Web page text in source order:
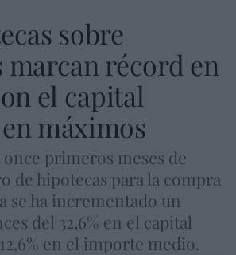
sobre
marcan récord en
el capital
máximos
once primeros meses de
de hipotecas para la compra
se ha incrementado un
del 32,6% en el capital
en el importe medio.